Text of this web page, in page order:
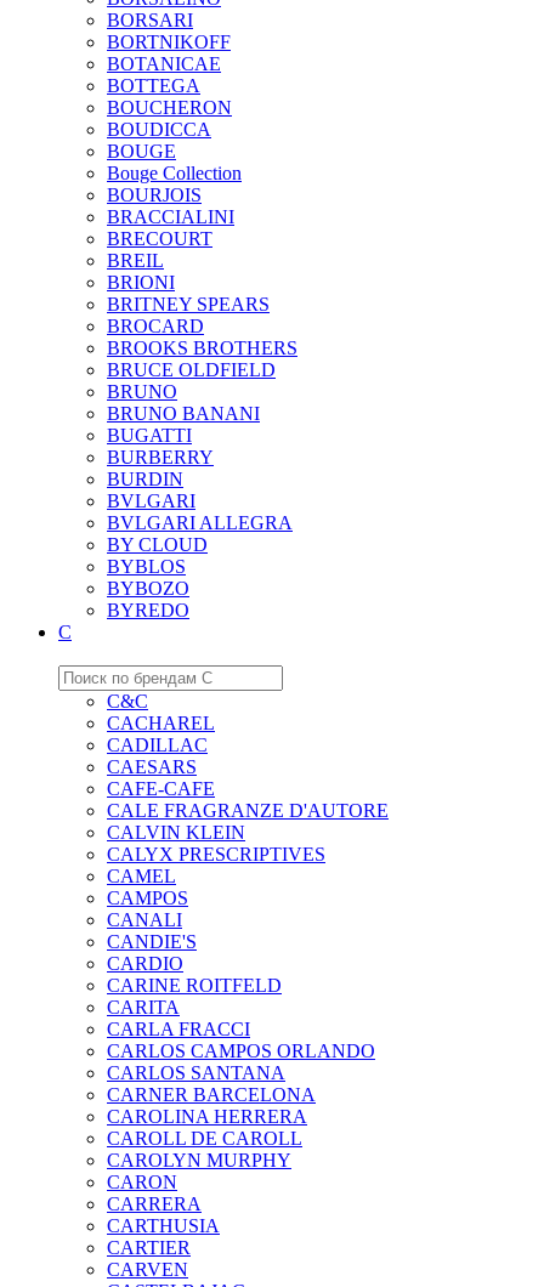
BORSARI
BORTNIKOFF
BOTANICAE
BOTTEGA
BOUCHERON
BOUDICCA
BOUGE
Bouge Collection
BOURJOIS
BRACCIALINI
BRECOURT
BREIL
BRIONI
BRITNEY SPEARS
BROCARD
BROOKS BROTHERS
BRUCE OLDFIELD
BRUNO
BRUNO BANANI
BUGATTI
BURBERRY
BURDIN
BVLGARI
BVLGARI ALLEGRA
BY CLOUD
BYBLOS
BYBOZO
BYREDO
C
C&C
CACHAREL
CADILLAC
CAESARS
CAFE-CAFE
CALE FRAGRANZE D'AUTORE
CALVIN KLEIN
CALYX PRESCRIPTIVES
CAMEL
CAMPOS
CANALI
CANDIE'S
CARDIO
CARINE ROITFELD
CARITA
CARLA FRACCI
CARLOS CAMPOS ORLANDO
CARLOS SANTANA
CARNER BARCELONA
CAROLINA HERRERA
CAROLL DE CAROLL
CAROLYN MURPHY
CARON
CARRERA
CARTHUSIA
CARTIER
CARVEN